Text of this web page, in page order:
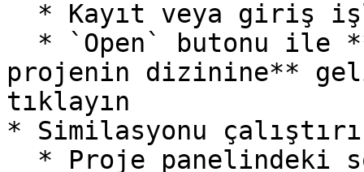
projenin dizinine**
tıklayın
* Similasyonu